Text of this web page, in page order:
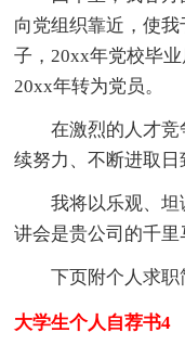
向党组织靠近，使
子，20xx年党校毕
20xx年转为党员。
在激烈的人才
续努力、不断进取日
我将以乐观、
讲会是贵公司的千里
下页附个人求职
大学生个人自荐书4